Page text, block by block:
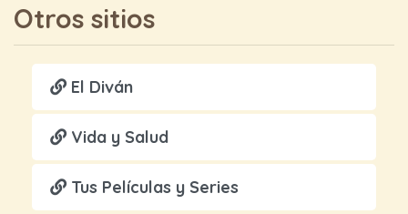
Otros sitios
El Diván
Vida y Salud
Tus Películas y Series